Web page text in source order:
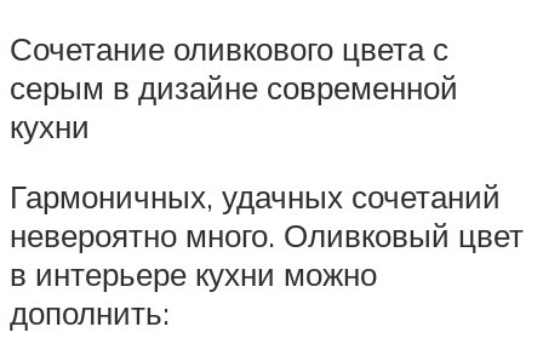
Сочетание оливкового цвета с
серым в дизайне современной
кухни
Гармоничных, удачных сочетаний
невероятно много. Оливковый цвет
в интерьере кухни можно
дополнить: